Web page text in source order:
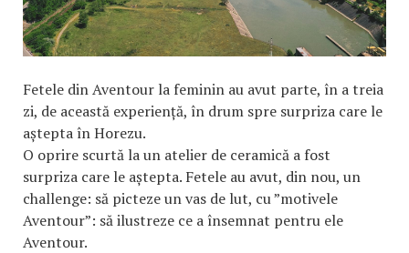
Fetele din Aventour la feminin au avut parte, în a treia
zi, de această experiență, în drum spre surpriza care le
aștepta în Horezu.
O oprire scurtă la un atelier de ceramică a fost
surpriza care le aștepta. Fetele au avut, din nou, un
challenge: să picteze un vas de lut, cu ”motivele
Aventour”: să ilustreze ce a însemnat pentru ele
Aventour.